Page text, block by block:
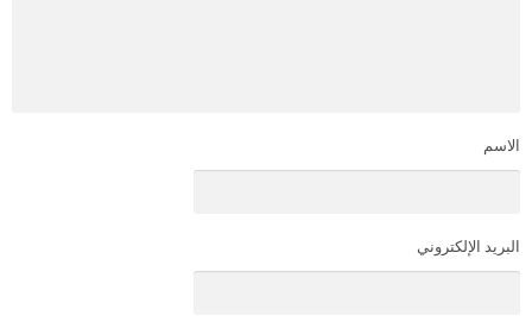
الاسم
البريد الإلكتروني